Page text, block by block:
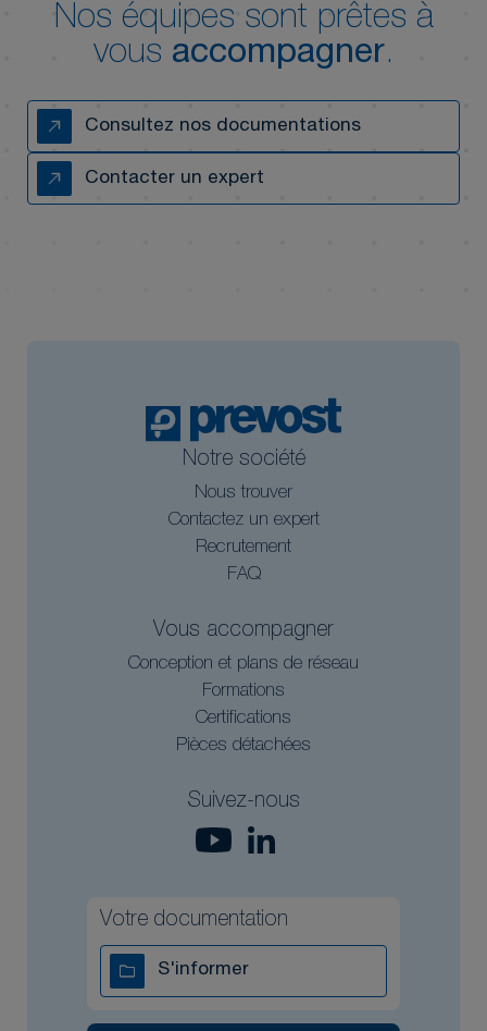
Nos équipes sont prêtes à
vous accompagner.
Consultez nos documentations
Contacter un expert
Notre société
Nous trouver
Contactez un expert
Recrutement
FAQ
Vous accompagner
Conception et plans de réseau
Formations
Certifications
Pièces détachées
Suivez-nous
Votre documentation
S'informer